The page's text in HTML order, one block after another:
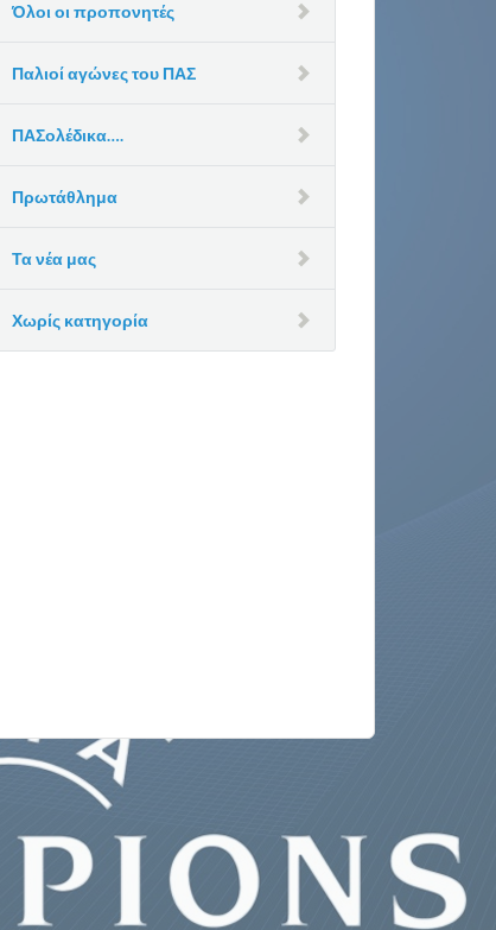
Όλοι οι προπονητές
Παλιοί αγώνες του ΠΑΣ
ΠΑΣολέδικα….
Πρωτάθλημα
Τα νέα μας
Χωρίς κατηγορία